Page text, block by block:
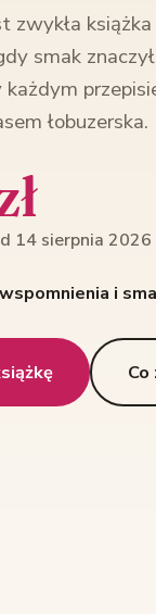
zwykła
smak
każdym
łobuzerska.
14 sierpnia
i